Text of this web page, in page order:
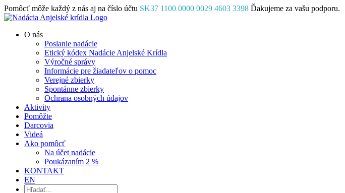
Skip
to
Pomôcť môže každý z nás aj na číslo účtu SK37 1100 0000 0029 4603 3398 Ďakujeme za vašu podporu.
Facebook
Instagram
YouTube
O nás
Poslanie nadácie
Etický kódex Nadácie Anjelské Krídla
Výročné správy
Informácie pre žiadateľov o pomoc
Verejné zbierky
Spontánne zbierky
Ochrana osobných údajov
Aktivity
Pomôžte
Darcovia
Videá
Ako pomôcť
Na účet nadácie
Poukázaním 2 %
KONTAKT
EN
Hľadať: